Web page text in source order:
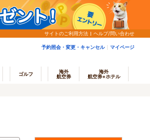
サイトのご利用方法 ヘルプ/問い合わせ
予約照会・変更・キャンセル マイページ
ゴルフ
海外
航空券
海外
航空券+ホテル